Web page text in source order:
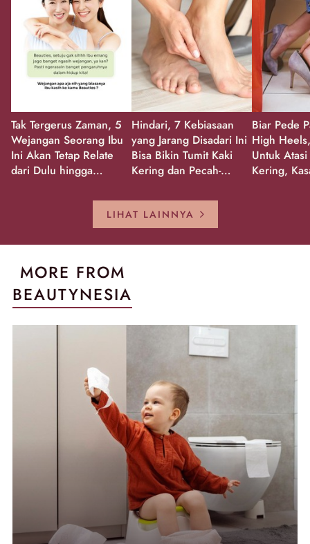
Tak Tergerus Zaman, 5
Wejangan Seorang Ibu
Ini Akan Tetap Relate
dari Dulu hingga
Hindari, 7 Kebiasaan
yang Jarang Disadari Ini
Bisa Bikin Tumit Kaki
Kering dan Pecah-
Biar Pede
High
Untuk
Kering,
LIHAT LAINNYA
MORE FROM
BEAUTYNESIA